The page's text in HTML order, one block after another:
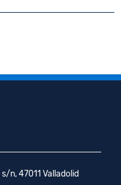
n, 47011 Valladolid